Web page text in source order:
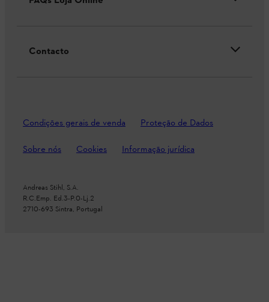
Contacto
Condições gerais de venda Proteção de Dados
Sobre nós Cookies Informação jurídica
Andreas Stihl, S.A.
R.C.Emp. Ed.3-P.0-Lj.2
2710-693 Sintra, Portugal